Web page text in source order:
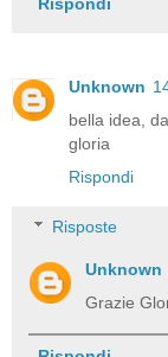
Rispondi
Unknown
bella idea,
gloria
Rispondi
Risposte
Unknown
Grazie